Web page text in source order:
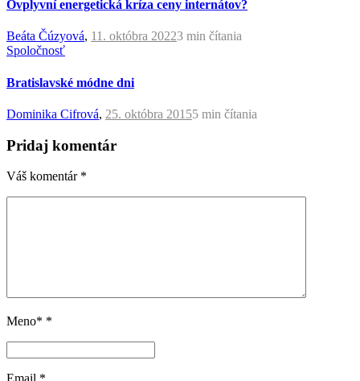
Ovplyvní energetická kríza ceny internátov?
Beáta Čúzyová, 11. októbra 20223 min čítania
Spoločnosť
Bratislavské módne dni
Dominika Cifrová, 25. októbra 20155 min čítania
Pridaj komentár
Váš komentár *
Meno* *